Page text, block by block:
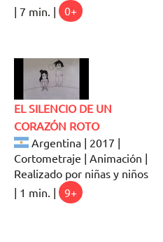
| 7 min. |
0+
EL SILENCIO DE UN
CORAZÓN ROTO
Argentina | 2017 |
Cortometraje | Animación |
Realizado por niñas y niños
| 1 min. |
9+